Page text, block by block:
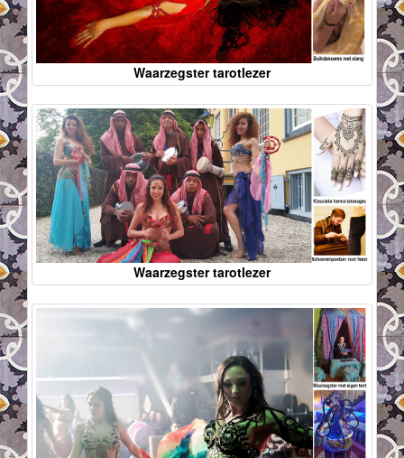
Waarzegster tarotlezer
Waarzegster tarotlezer